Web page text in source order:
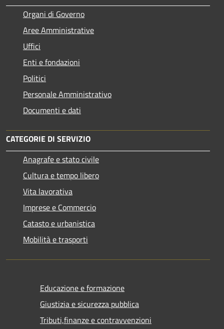
Organi di Governo
Aree Amministrative
Uffici
Enti e fondazioni
Politici
Personale Amministrativo
Documenti e dati
CATEGORIE DI SERVIZIO
Anagrafe e stato civile
Cultura e tempo libero
Vita lavorativa
Imprese e Commercio
Catasto e urbanistica
Mobilità e trasporti
Educazione e formazione
Giustizia e sicurezza pubblica
Tributi,finanze e contravvenzioni